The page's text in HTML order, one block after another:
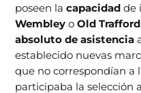
poseen lacapacidad de
Wembley oOld Trafford
absoluto de asistencia
establecido nuevas
que no correspondían a
participaba la selección